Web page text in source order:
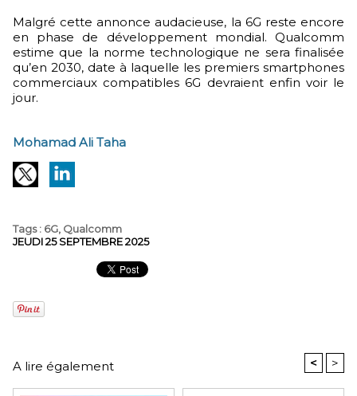
Malgré cette annonce audacieuse, la 6G reste encore
en phase de développement mondial. Qualcomm
estime que la norme technologique ne sera finalisée
qu’en 2030, date à laquelle les premiers smartphones
commerciaux compatibles 6G devraient enfin voir le
jour.
Mohamad Ali Taha
Tags: 6G, Qualcomm
JEUDI 25 SEPTEMBRE 2025
A lire également < >